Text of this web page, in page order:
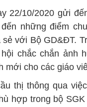
22/10/2020 gửi
những điểm
với Bộ GD&ĐT.
chắc chắn ảnh
mới cho các giáo
thị thông qua
hợp trong bộ